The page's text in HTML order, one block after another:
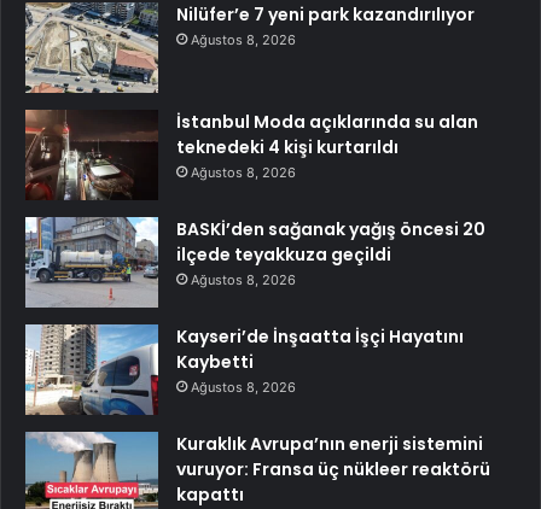
Nilüfer’e 7 yeni park kazandırılıyor
Ağustos 8, 2026
İstanbul Moda açıklarında su alan
teknedeki 4 kişi kurtarıldı
Ağustos 8, 2026
BASKİ’den sağanak yağış öncesi 20
ilçede teyakkuza geçildi
Ağustos 8, 2026
Kayseri’de İnşaatta İşçi Hayatını
Kaybetti
Ağustos 8, 2026
Kuraklık Avrupa’nın enerji sistemini
vuruyor: Fransa üç nükleer reaktörü
kapattı